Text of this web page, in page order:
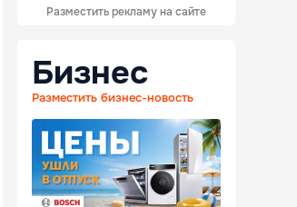
Разместить рекламу на сайте
Бизнес
Разместить бизнес-новость